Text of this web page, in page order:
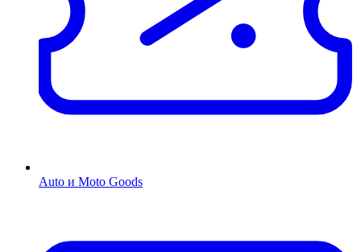
Auto и Moto Goods